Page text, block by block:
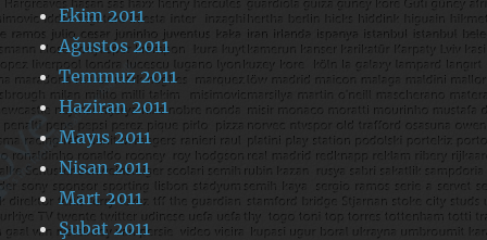
Ekim 2011
Ağustos 2011
Temmuz 2011
Haziran 2011
Mayıs 2011
Nisan 2011
Mart 2011
Şubat 2011